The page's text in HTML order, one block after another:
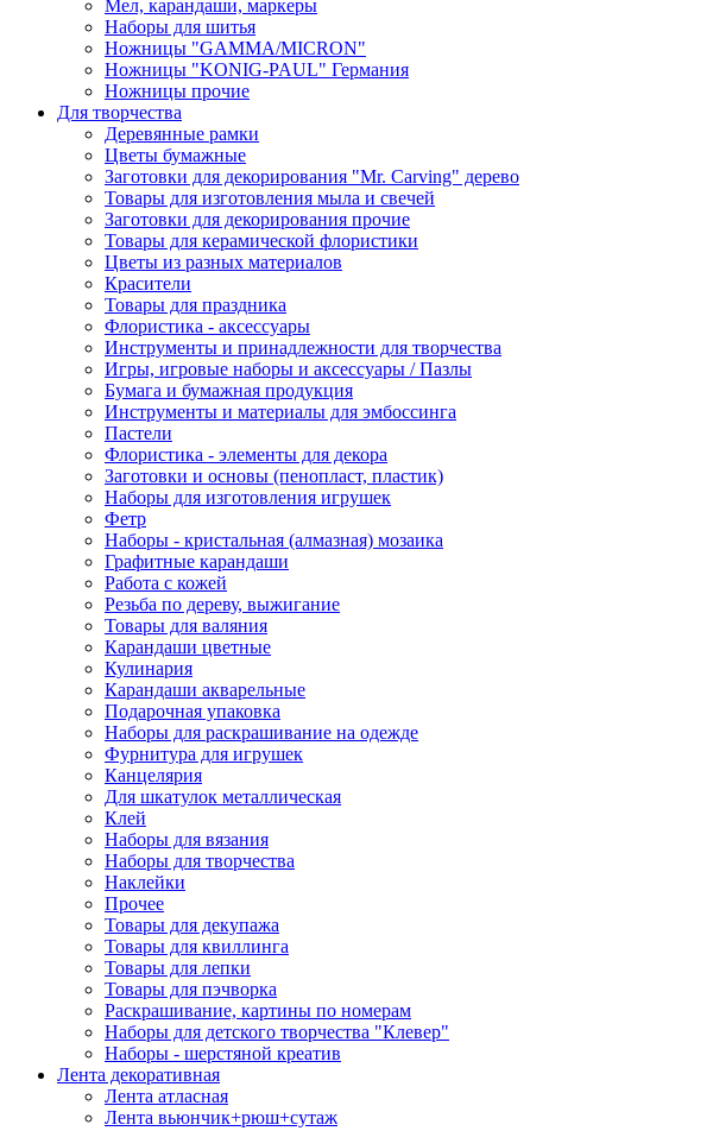
Мел, карандаши, маркеры
Наборы для шитья
Ножницы "GAMMA/MICRON"
Ножницы "KONIG-PAUL" Германия
Ножницы прочие
Для творчества
Деревянные рамки
Цветы бумажные
Заготовки для декорирования "Mr. Carving" дерево
Товары для изготовления мыла и свечей
Заготовки для декорирования прочие
Товары для керамической флористики
Цветы из разных материалов
Красители
Товары для праздника
Флористика - аксессуары
Инструменты и принадлежности для творчества
Игры, игровые наборы и аксессуары / Пазлы
Бумага и бумажная продукция
Инструменты и материалы для эмбоссинга
Пастели
Флористика - элементы для декора
Заготовки и основы (пенопласт, пластик)
Наборы для изготовления игрушек
Фетр
Наборы - кристальная (алмазная) мозаика
Графитные карандаши
Работа с кожей
Резьба по дереву, выжигание
Товары для валяния
Карандаши цветные
Кулинария
Карандаши акварельные
Подарочная упаковка
Наборы для раскрашивание на одежде
Фурнитура для игрушек
Канцелярия
Для шкатулок металлическая
Клей
Наборы для вязания
Наборы для творчества
Наклейки
Прочее
Товары для декупажа
Товары для квиллинга
Товары для лепки
Товары для пэчворка
Раскрашивание, картины по номерам
Наборы для детского творчества "Клевер"
Наборы - шерстяной креатив
Лента декоративная
Лента атласная
Лента вьюнчик+рюш+сутаж